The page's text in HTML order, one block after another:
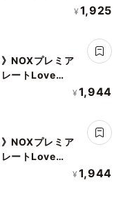
¥ 1,925
》NOXプレミア
ートLove
シード12粒
¥ 1,944
》NOXプレミア
ートLove
粒
¥ 1,944